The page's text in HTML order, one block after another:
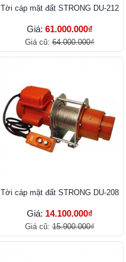
Tời cáp mặt đất STRONG DU-212
Giá: 61.000.000₫
Giá cũ:64.000.000₫
Tời cáp mặt đất STRONG DU-208
Giá: 14.100.000₫
Giá cũ:15.900.000₫